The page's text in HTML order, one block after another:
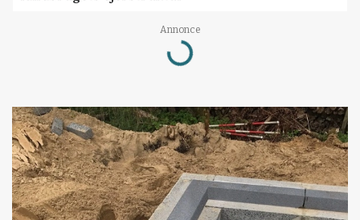
Annonce
Loading...